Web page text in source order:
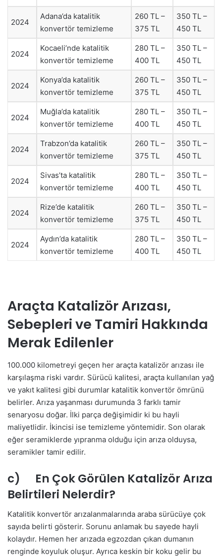
2024
Adana’da katalitik
konvertör temizleme
260 TL –
375 TL
350 TL –
450 TL
2024
Kocaeli’nde katalitik
konvertör temizleme
280 TL –
400 TL
350 TL –
450 TL
2024
Konya’da katalitik
konvertör temizleme
260 TL –
375 TL
350 TL –
450 TL
2024
Muğla’da katalitik
konvertör temizleme
280 TL –
400 TL
350 TL –
450 TL
2024
Trabzon’da katalitik
konvertör temizleme
260 TL –
375 TL
350 TL –
450 TL
2024
Sivas’ta katalitik
konvertör temizleme
280 TL –
400 TL
350 TL –
450 TL
2024
Rize’de katalitik
konvertör temizleme
260 TL –
375 TL
350 TL –
450 TL
2024
Aydın’da katalitik
konvertör temizleme
280 TL –
400 TL
350 TL –
450 TL
Araçta Katalizör Arızası,
Sebepleri ve Tamiri Hakkında
Merak Edilenler
100.000 kilometreyi geçen her araçta katalizör arızası ile
karşılaşma riski vardır. Sürücü kalitesi, araçta kullanılan yağ
ve yakıt kalitesi gibi durumlar katalitik konvertör ömrünü
belirler. Arıza yaşanması durumunda 3 farklı tamir
senaryosu doğar. İlki parça değişimidir ki bu hayli
maliyetlidir. İkincisi ise temizleme yöntemidir. Son olarak
eğer seramiklerde yıpranma olduğu için arıza olduysa,
seramikler tamir edilir.
c) En Çok Görülen Katalizör Arıza
Belirtileri Nelerdir?
Katalitik konvertör arızalanmalarında araba sürücüye çok
sayıda belirti gösterir. Sorunu anlamak bu sayede hayli
kolaydır. Hemen her arızada egzozdan çıkan dumanın
renginde koyuluk oluşur. Ayrıca keskin bir koku gelir bu